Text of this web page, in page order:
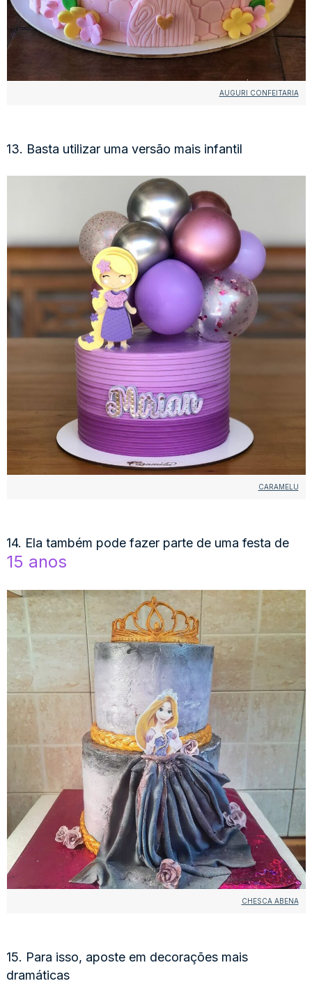
AUGURI CONFEITARIA
13. Basta utilizar uma versão mais infantil
CARAMELU
14. Ela também pode fazer parte de uma festa de
15 anos
CHESCA ABENA
15. Para isso, aposte em decorações mais
dramáticas